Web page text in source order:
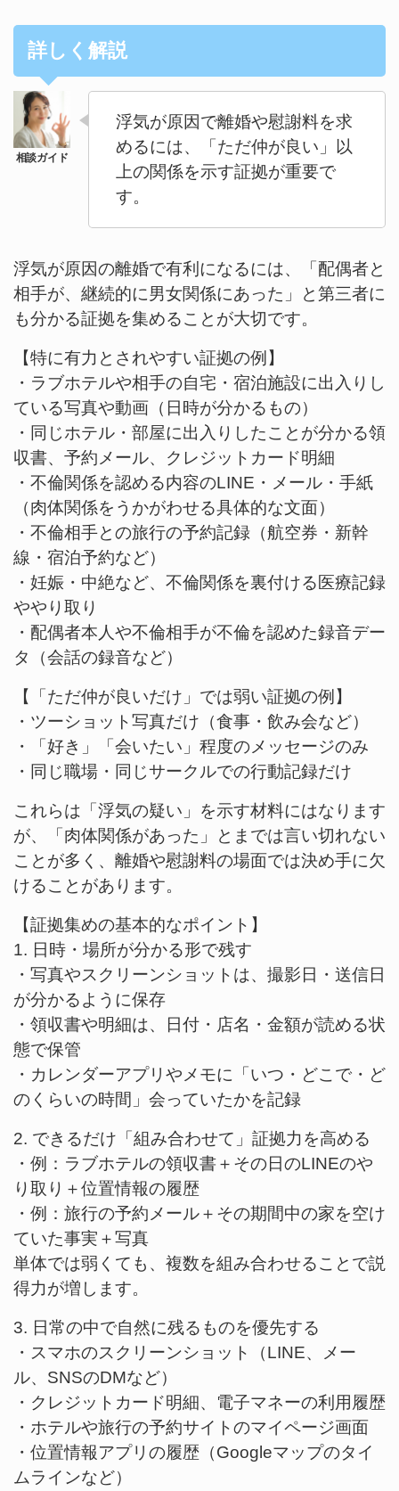
詳しく解説
浮気が原因で離婚や慰謝料を求
めるには、「ただ仲が良い」以
上の関係を示す証拠が重要で
す。
浮気が原因の離婚で有利になるには、「配偶者と
相手が、継続的に男女関係にあった」と第三者に
も分かる証拠を集めることが大切です。
【特に有力とされやすい証拠の例】
・ラブホテルや相手の自宅・宿泊施設に出入りし
ている写真や動画（日時が分かるもの）
・同じホテル・部屋に出入りしたことが分かる領
収書、予約メール、クレジットカード明細
・不倫関係を認める内容のLINE・メール・手紙
（肉体関係をうかがわせる具体的な文面）
・不倫相手との旅行の予約記録（航空券・新幹
線・宿泊予約など）
・妊娠・中絶など、不倫関係を裏付ける医療記録
ややり取り
・配偶者本人や不倫相手が不倫を認めた録音デー
タ（会話の録音など）
【「ただ仲が良いだけ」では弱い証拠の例】
・ツーショット写真だけ（食事・飲み会など）
・「好き」「会いたい」程度のメッセージのみ
・同じ職場・同じサークルでの行動記録だけ
これらは「浮気の疑い」を示す材料にはなります
が、「肉体関係があった」とまでは言い切れない
ことが多く、離婚や慰謝料の場面では決め手に欠
けることがあります。
【証拠集めの基本的なポイント】
1. 日時・場所が分かる形で残す
・写真やスクリーンショットは、撮影日・送信日
が分かるように保存
・領収書や明細は、日付・店名・金額が読める状
態で保管
・カレンダーアプリやメモに「いつ・どこで・ど
のくらいの時間」会っていたかを記録
2. できるだけ「組み合わせて」証拠力を高める
・例：ラブホテルの領収書＋その日のLINEのや
り取り＋位置情報の履歴
・例：旅行の予約メール＋その期間中の家を空け
ていた事実＋写真
単体では弱くても、複数を組み合わせることで説
得力が増します。
3. 日常の中で自然に残るものを優先する
・スマホのスクリーンショット（LINE、メー
ル、SNSのDMなど）
・クレジットカード明細、電子マネーの利用履歴
・ホテルや旅行の予約サイトのマイページ画面
・位置情報アプリの履歴（Googleマップのタイ
ムラインなど）